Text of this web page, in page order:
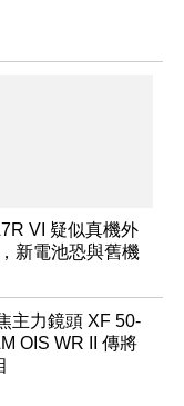
VI 疑似真機外
新電池恐與舊機
主力鏡頭 XF 50-
OIS WR II 傳將